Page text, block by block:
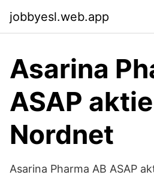
jobbyesl.web.app
Asarina
ASAP
Nordnet
Asarina Pharma AB ASAP